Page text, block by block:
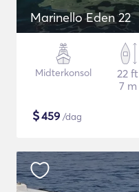
Marinello Eden 22
Midterkonsol
22 ft
7 m
$459 /dag